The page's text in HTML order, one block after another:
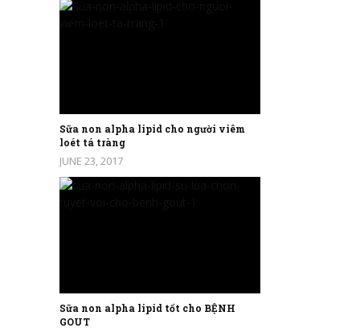
Sữa non alpha lipid cho người viêm
loét tá tràng
JUNE 23, 2017
Sữa non alpha lipid tốt cho BỆNH
GOUT